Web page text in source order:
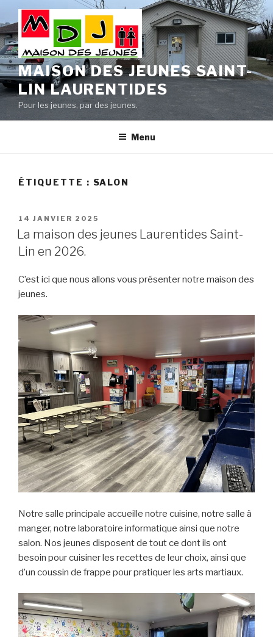
au
contenu
principal
MAISON DES JEUNES SAINT-
LIN LAURENTIDES
Pour les jeunes, par des jeunes.
Menu
ÉTIQUETTE : SALON
PUBLIÉ
LE
14 JANVIER 2025
La maison des jeunes Laurentides Saint-
Lin en 2026.
C’est ici que nous allons vous présenter notre maison des
jeunes.
Notre salle principale accueille notre cuisine, notre salle à
manger, notre laboratoire informatique ainsi que notre
salon. Nos jeunes disposent de tout ce dont ils ont
besoin pour cuisiner les recettes de leur choix, ainsi que
d’un coussin de frappe pour pratiquer les arts martiaux.